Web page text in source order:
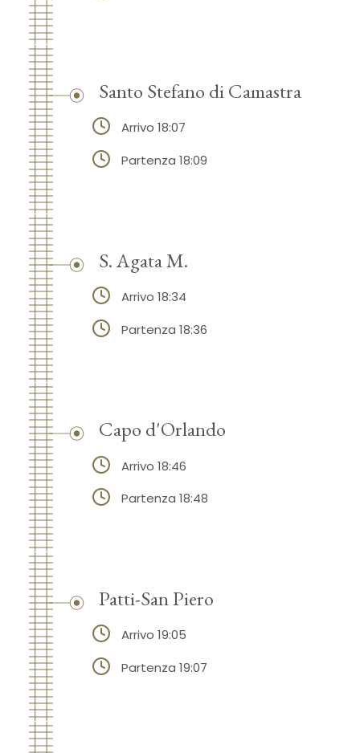
Santo Stefano di Camastra
Arrivo 18:07
Partenza 18:09
S. Agata M.
Arrivo 18:34
Partenza 18:36
Capo d'Orlando
Arrivo 18:46
Partenza 18:48
Patti-San Piero
Arrivo 19:05
Partenza 19:07